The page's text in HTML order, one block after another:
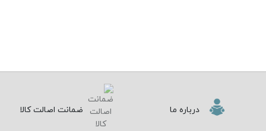
درباره ما ضمانت اصالت کالا